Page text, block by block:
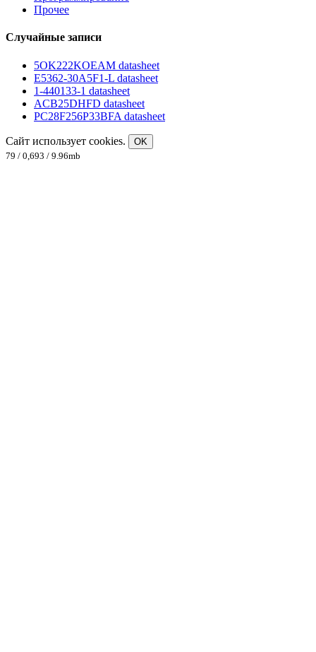
Прочее
Случайные записи
5OK222KOEAM datasheet
E5362-30A5F1-L datasheet
1-440133-1 datasheet
ACB25DHFD datasheet
PC28F256P33BFA datasheet
Сайт использует cookies.
OK
79 / 0,693 / 9.96mb